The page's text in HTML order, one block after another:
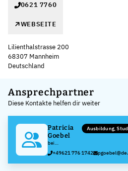
0621 7760
WEBSEITE
Lilienthalstrasse 200
68307 Mannheim
Deutschland
+
−
Ansprechpartner
Diese Kontakte helfen dir weiter
Patricia
Goebel
bei
Pepperl+Fuchs
SE
Ausbildung,
+49621 776 1742